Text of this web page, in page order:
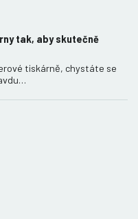
tak, aby skutečně
tiskárně, chystáte se